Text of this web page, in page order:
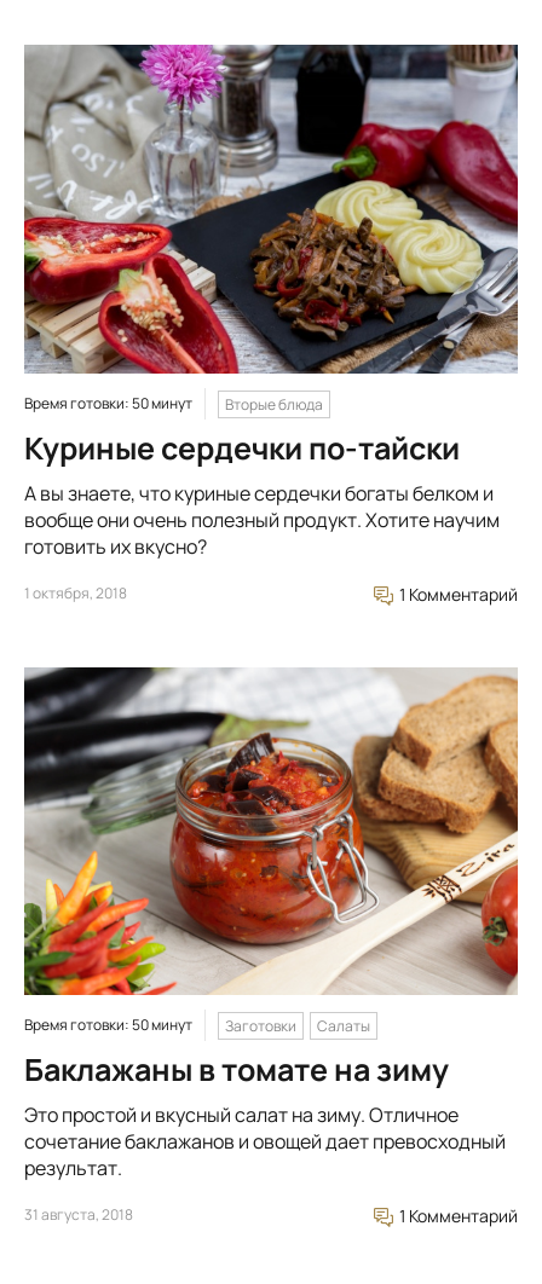
Время готовки: 50 минут Вторые блюда
Куриные сердечки по-тайски
А вы знаете, что куриные сердечки богаты белком и
вообще они очень полезный продукт. Хотите научим
готовить их вкусно?
1 октября, 2018 1 Комментарий
Время готовки: 50 минут Заготовки Салаты
Баклажаны в томате на зиму
Это простой и вкусный салат на зиму. Отличное
сочетание баклажанов и овощей дает превосходный
результат.
31 августа, 2018 1 Комментарий